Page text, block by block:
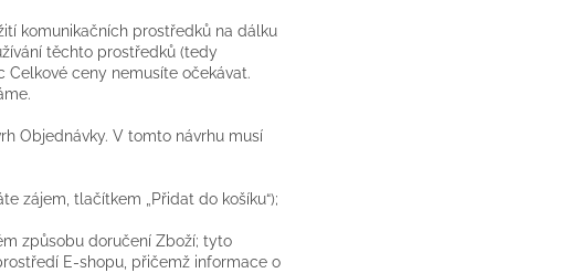
komunikačních prostředků na dálku
těchto prostředků (tedy
ceny nemusíte očekávat.
Objednávky. V tomto návrhu musí
zájem, tlačítkem „Přidat do košíku“);
způsobu doručení Zboží; tyto
E-shopu, přičemž informace o